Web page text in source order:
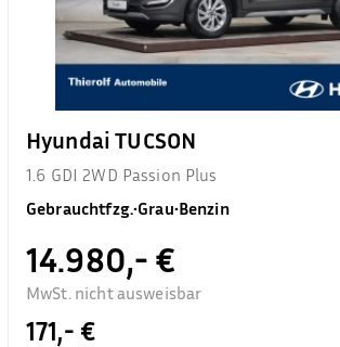
Hyundai TUCSON
1.6 GDI 2WD Passion Plus
Gebrauchtfzg.•Grau•Benzin
14.980,- €
MwSt. nicht ausweisbar
171,- €